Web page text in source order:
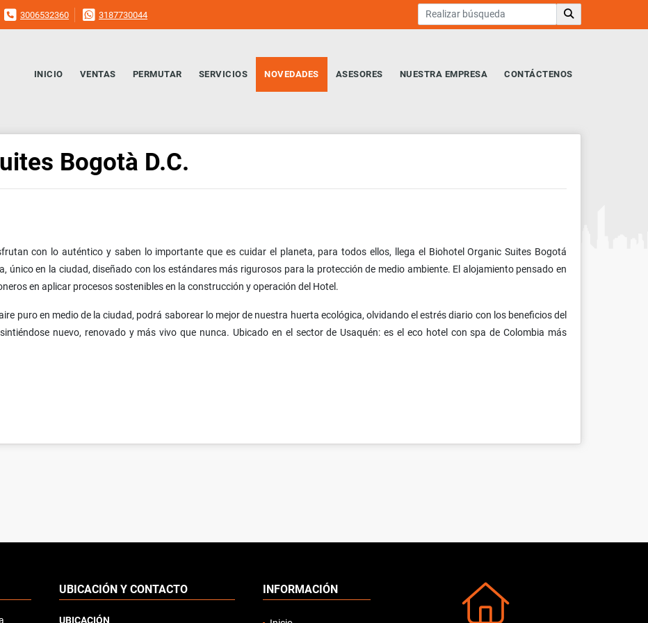
3006532360 3187730044
INICIO VENTAS PERMUTAR SERVICIOS NOVEDADES ASESORES NUESTRA EMPRESA CONTÁCTENOS
Bogotà D.C.
con lo auténtico y saben lo importante que es cuidar el planeta, para todos ellos, llega el Biohotel Organic Suites Bogotá
único en la ciudad, diseñado con los estándares más rigurosos para la protección de medio ambiente. El alojamiento pensado en
en aplicar procesos sostenibles en la construcción y operación del Hotel.
puro en medio de la ciudad, podrá saborear lo mejor de nuestra huerta ecológica, olvidando el estrés diario con los beneficios del
nuevo, renovado y más vivo que nunca. Ubicado en el sector de Usaquén: es el eco hotel con spa de Colombia más
UBICACIÓN Y CONTACTO
UBICACIÓN
INFORMACIÓN